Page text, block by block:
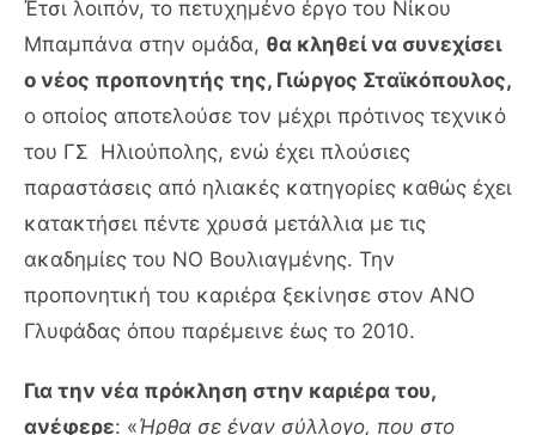
Έτσι λοιπόν, το πετυχημένο έργο του Νίκου
Μπαμπάνα στην ομάδα, θα κληθεί να συνεχίσει
ο νέος προπονητής της, Γιώργος Σταϊκόπουλος,
ο οποίος αποτελούσε τον μέχρι πρότινος τεχνικό
του ΓΣ Ηλιούπολης, ενώ έχει πλούσιες
παραστάσεις από ηλιακές κατηγορίες καθώς έχει
κατακτήσει πέντε χρυσά μετάλλια με τις
ακαδημίες του ΝΟ Βουλιαγμένης. Την
προπονητική του καριέρα ξεκίνησε στον ΑΝΟ
Γλυφάδας όπου παρέμεινε έως το 2010.
Για την νέα πρόκληση στην καριέρα του,
ανέφερε: «Ήρθα σε έναν σύλλογο, που στο